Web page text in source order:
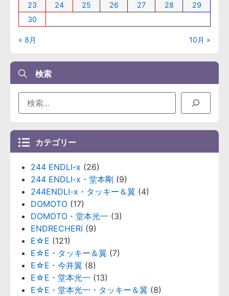
23
24 25 26 27 28
29
30
« 8月 10月 »
検索
カテゴリー
244 ENDLI-x (26)
244 ENDLI-x・堂本剛 (9)
244ENDLI-x・タッキー＆翼 (4)
DOMOTO (17)
DOMOTO・堂本光一 (3)
ENDRECHERI (9)
E☆E (121)
E☆E・タッキー＆翼 (7)
E☆E・今井翼 (8)
E☆E・堂本光一 (13)
E☆E・堂本光一・タッキー＆翼 (8)